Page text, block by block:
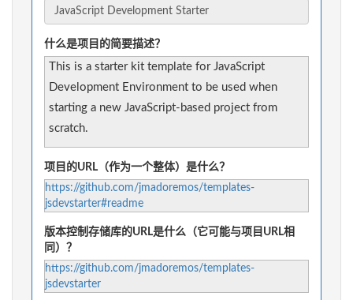
什么是项目的简要描述？
This is a starter kit template for JavaScript
Development Environment to be used when
starting a new JavaScript-based project from
scratch.
项目的URL（作为一个整体）是什么？
https://github.com/jmadoremos/templates-
jsdevstarter#readme
版本控制存储库的URL是什么（它可能与项目URL相
同）？
https://github.com/jmadoremos/templates-
jsdevstarter